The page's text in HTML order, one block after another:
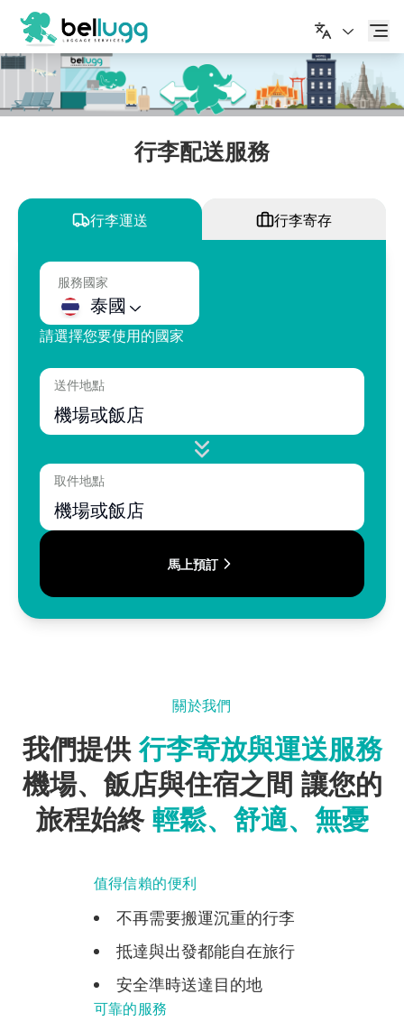
繁體中文
行李配送服務
行李運送 行李寄存
服務國家
泰國
請選擇您要使用的國家
送件地點
機場或飯店
取件地點
機場或飯店
馬上預訂
關於我們
我們提供 行李寄放與運送服務
機場、飯店與住宿之間 讓您的
旅程始終 輕鬆、舒適、無憂
值得信賴的便利
不再需要搬運沉重的行李
抵達與出發都能自在旅行
安全準時送達目的地
可靠的服務